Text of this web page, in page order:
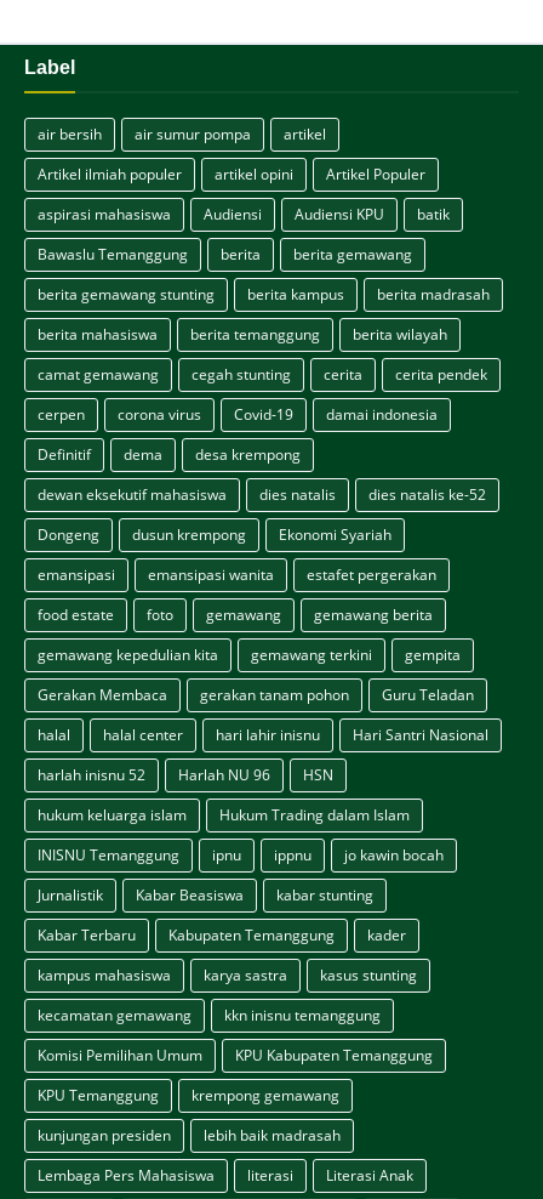
Label
air bersih air sumur pompa
artikel
Artikel ilmiah populer
artikel opini
Artikel Populer
aspirasi mahasiswa
Audiensi Audiensi KPU
batik
Bawaslu Temanggung
berita
berita gemawang
berita gemawang stunting
berita kampus
berita madrasah
berita mahasiswa
berita temanggung
berita wilayah
camat gemawang
cegah stunting cerita
cerita pendek
cerpen
corona virus Covid-19
damai indonesia
Definitif
dema
desa krempong
dewan eksekutif mahasiswa
dies natalis
dies natalis ke-52
Dongeng
dusun krempong
Ekonomi Syariah
emansipasi
emansipasi wanita
estafet pergerakan
food estate
foto gemawang
gemawang berita
gemawang kepedulian kita
gemawang terkini
gempita
Gerakan Membaca
gerakan tanam pohon
Guru Teladan
halal
halal center hari lahir inisnu
Hari Santri Nasional
harlah inisnu 52
Harlah NU 96
HSN
hukum keluarga islam
Hukum Trading dalam Islam
INISNU Temanggung
ipnu ippnu
jo kawin bocah
Jurnalistik
Kabar Beasiswa
kabar stunting
Kabar Terbaru
Kabupaten Temanggung
kader
kampus mahasiswa
karya sastra
kasus stunting
kecamatan gemawang
kkn inisnu temanggung
Komisi Pemilihan Umum
KPU Kabupaten Temanggung
KPU Temanggung
krempong gemawang
kunjungan presiden
lebih baik madrasah
Lembaga Pers Mahasiswa
literasi
Literasi Anak